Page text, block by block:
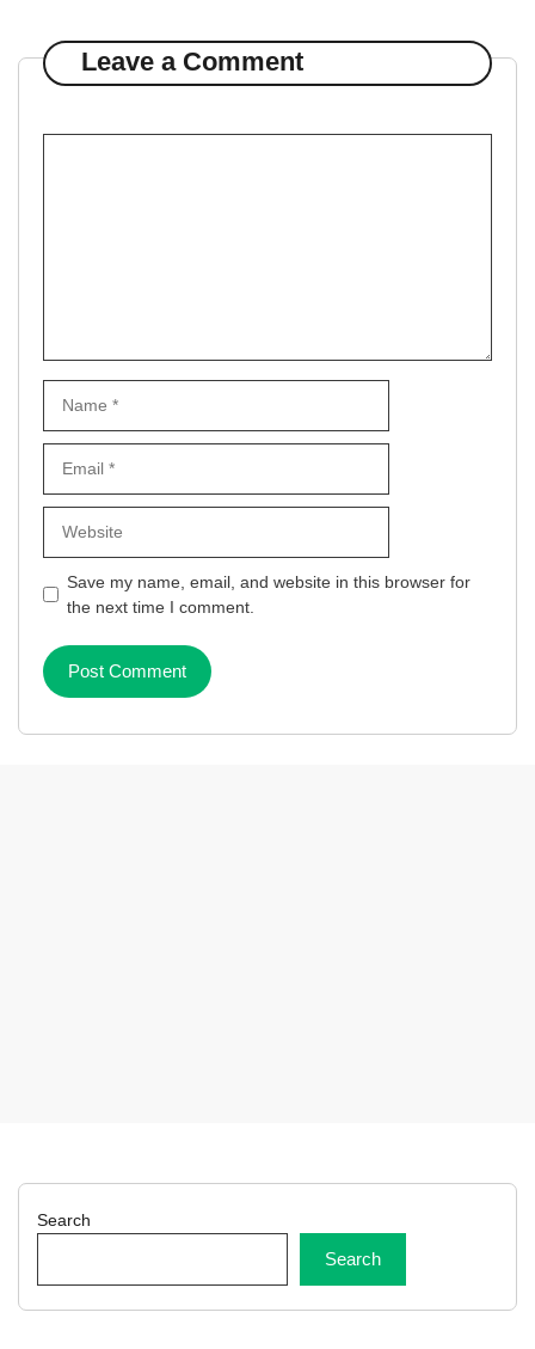
Leave a Comment
Save my name, email, and website in this browser for
the next time I comment.
Search
Search